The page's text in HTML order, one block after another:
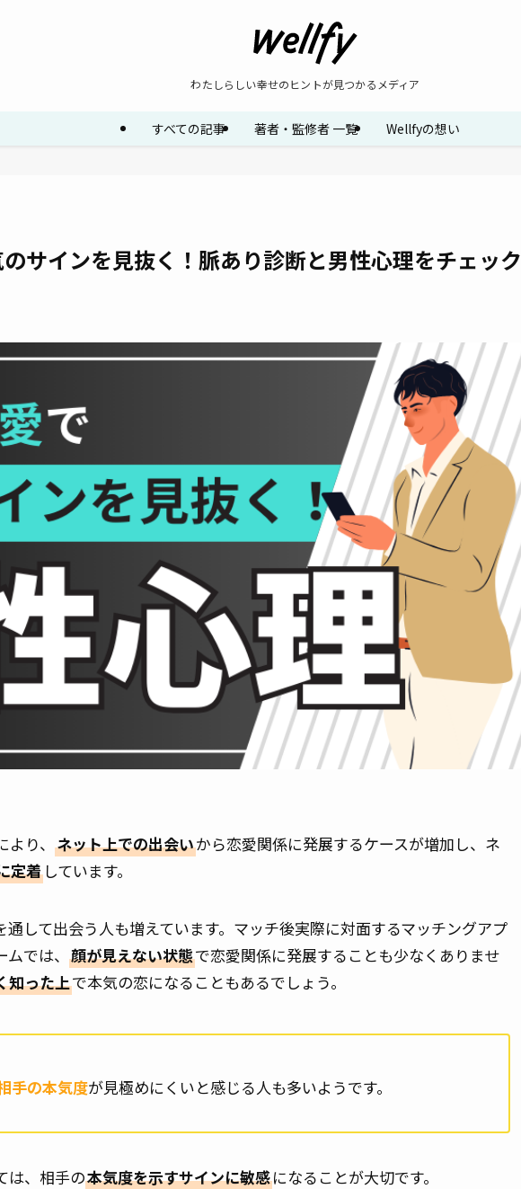
わたしらしい幸せのヒントが見つかるメディア
すべての記事 著者・監修者 一覧 Wellfyの想い
サインを見抜く！脈あり診断と男性心理をチェック
り、 ネット上での出会いから恋愛関係に発展するケースが増加し、ネ
定着 しています。
通して出会う人も増えています。マッチ後実際に対面するマッチングアプ
では、 顔が見えない状態で恋愛関係に発展することも少なくありませ
知った上で本気の恋になることもあるでしょう。
手の本気度が見極めにくいと感じる人も多いようです。
は、相手の本気度を示すサインに敏感になることが大切です。